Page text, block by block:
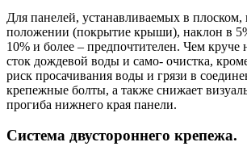
Для панелей, устанавливаемых в плоском,
положении (покрытие крыши), наклон в
10% и более – предпочтителен. Чем круче
сток дождевой воды и само- очистка,
риск просачивания воды и грязи в
крепежные болты, а также снижает
прогиба нижнего края панели.
Система двустороннего крепежа.